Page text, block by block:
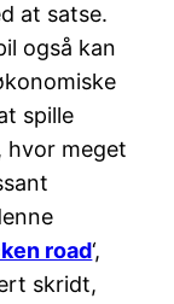
at satse.
også kan
spille
meget
road‘,
skridt,